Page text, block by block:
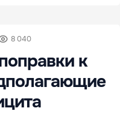
8 040
к